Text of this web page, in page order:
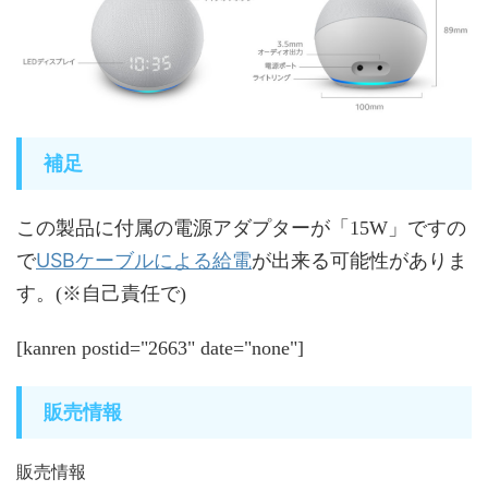
補足
この製品に付属の電源アダプターが「15W」ですの
でUSBケーブルによる給電が出来る可能性がありま
す。(※自己責任で)
[kanren postid="2663" date="none"]
販売情報
販売情報